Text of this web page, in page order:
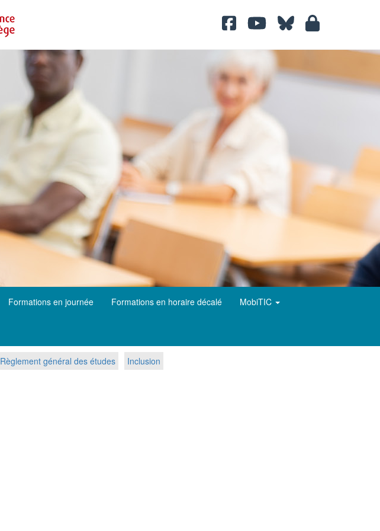
Formations en journée Formations en horaire décalé MobiTIC
Règlement général des études Inclusion